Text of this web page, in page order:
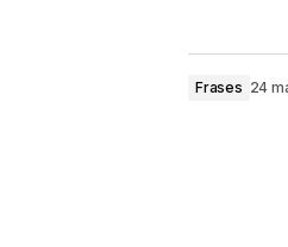
Frases 24